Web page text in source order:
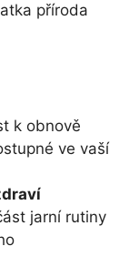
příroda
k obnově
ve vaší
jarní rutiny